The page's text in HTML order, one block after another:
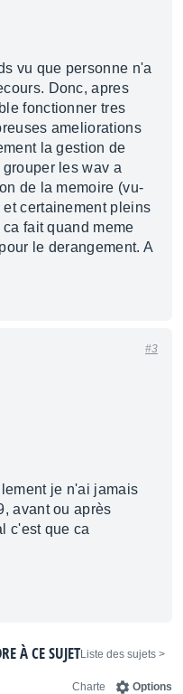
vu que personne n'a
Donc, apres
fonctionner tres
ameliorations
la gestion de
les wav a
de la memoire (vu-
certainement pleins
fait quand meme
le derangement. A
#3
je n'ai jamais
avant ou après
c'est que ca
< Liste des sujets
À CE SUJET
Options
Charte